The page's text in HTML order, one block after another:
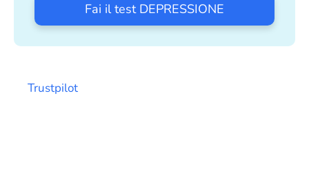
Fai il test DEPRESSIONE
Trustpilot